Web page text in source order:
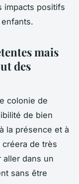
impacts positifs
mais
des
colonie de
de bien
la présence et à
créera de très
aller dans un
sans être